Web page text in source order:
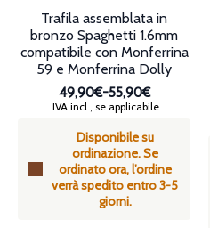
Disponibile su
ordinazione. Se
ordinato ora, l’ordine
verrà spedito entro 3-5
giorni.
Trafila assemblata in
bronzo Spaghetti 1.6mm
compatibile con Monferrina
59 e Monferrina Dolly
49,90€-55,90€
Fascia
prezzo:
da
49,90€
a
55,90€
IVA incl., se applicabile